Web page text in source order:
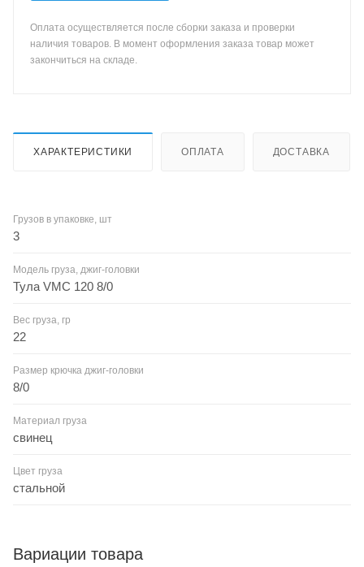
Оплата осуществляется после сборки заказа и проверки
наличия товаров. В момент оформления заказа товар может
закончиться на складе.
ХАРАКТЕРИСТИКИ ОПЛАТА ДОСТАВКА
Грузов в упаковке, шт
3
Модель груза, джиг-головки
Тула VMC 120 8/0
Вес груза, гр
22
Размер крючка джиг-головки
8/0
Материал груза
свинец
Цвет груза
стальной
Вариации товара